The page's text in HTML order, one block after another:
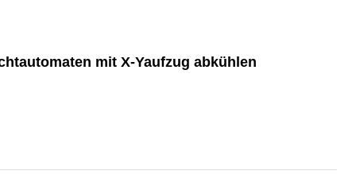
mit X-Yaufzug abkühlen